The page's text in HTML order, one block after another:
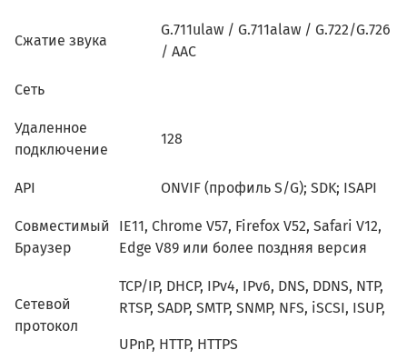
Сжатие звука
G.711ulaw / G.711alaw / G.722/G.726
/ AAC
Сеть
Удаленное
подключение
128
API ONVIF (профиль S/G); SDK; ISAPI
Совместимый
Браузер
IE11, Chrome V57, Firefox V52, Safari V12,
Edge V89 или более поздняя версия
Сетевой
протокол
TCP/IP, DHCP, IPv4, IPv6, DNS, DDNS, NTP,
RTSP, SADP, SMTP, SNMP, NFS, iSCSI, ISUP,
UPnP, HTTP, HTTPS